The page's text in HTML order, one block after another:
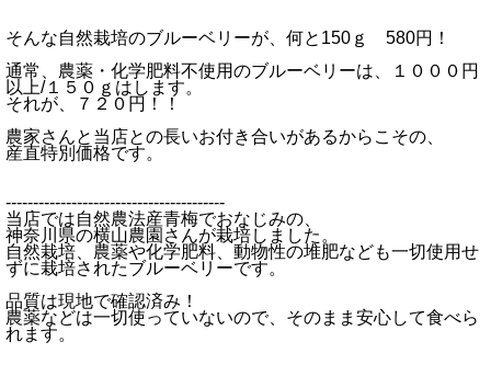
そんな自然栽培のブルーベリーが、何と150ｇ 580円！
通常、農薬・化学肥料不使用のブルーベリーは、１０００円
以上/１５０ｇはします。
それが、７２０円！！
農家さんと当店との長いお付き合いがあるからこその、
産直特別価格です。
----------------------------------------
当店では自然農法産青梅でおなじみの、
神奈川県の横山農園さんが栽培しました。
自然栽培、農薬や化学肥料、動物性の堆肥なども一切使用せ
ずに栽培されたブルーベリーです。
品質は現地で確認済み！
農薬などは一切使っていないので、そのまま安心して食べら
れます。